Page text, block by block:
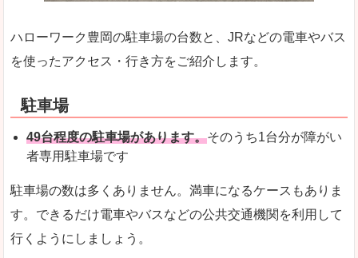
ハローワーク豊岡の駐車場の台数と、JRなどの電車やバス
を使ったアクセス・行き方をご紹介します。
駐車場
49台程度の駐車場があります。そのうち1台分が障がい
者専用駐車場です
駐車場の数は多くありません。満車になるケースもありま
す。できるだけ電車やバスなどの公共交通機関を利用して
行くようにしましょう。